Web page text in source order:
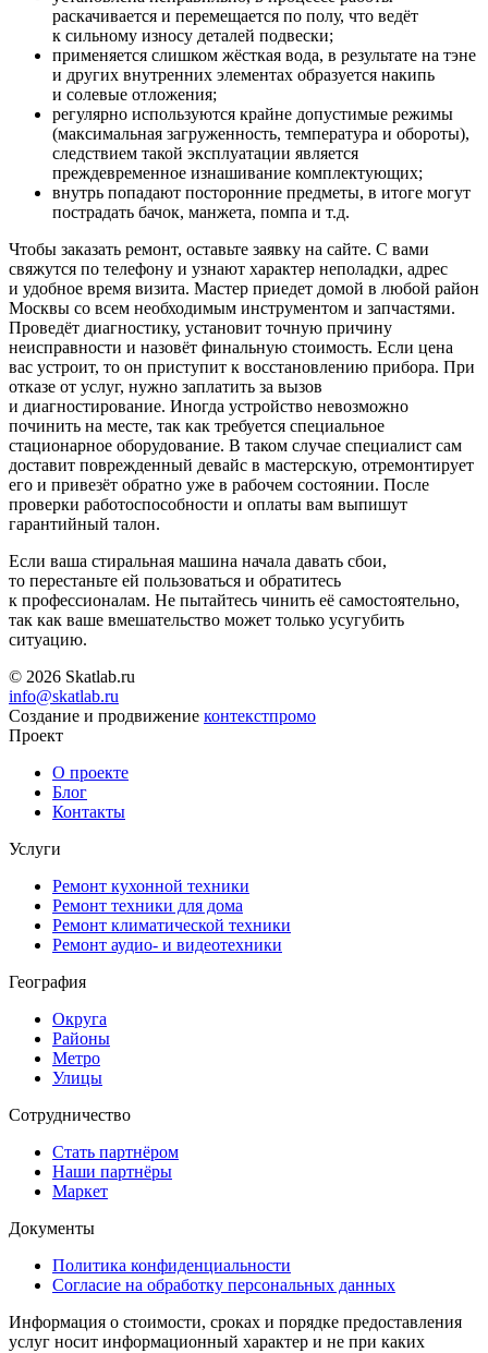
раскачивается и перемещается по полу, что ведёт
к сильному износу деталей подвески;
применяется слишком жёсткая вода, в результате на тэне
и других внутренних элементах образуется накипь
и солевые отложения;
регулярно используются крайне допустимые режимы
(максимальная загруженность, температура и обороты),
следствием такой эксплуатации является
преждевременное изнашивание комплектующих;
внутрь попадают посторонние предметы, в итоге могут
пострадать бачок, манжета, помпа и т.д.
Чтобы заказать ремонт, оставьте заявку на сайте. С вами
свяжутся по телефону и узнают характер неполадки, адрес
и удобное время визита. Мастер приедет домой в любой район
Москвы со всем необходимым инструментом и запчастями.
Проведёт диагностику, установит точную причину
неисправности и назовёт финальную стоимость. Если цена
вас устроит, то он приступит к восстановлению прибора. При
отказе от услуг, нужно заплатить за вызов
и диагностирование. Иногда устройство невозможно
починить на месте, так как требуется специальное
стационарное оборудование. В таком случае специалист сам
доставит поврежденный девайс в мастерскую, отремонтирует
его и привезёт обратно уже в рабочем состоянии. После
проверки работоспособности и оплаты вам выпишут
гарантийный талон.
Если ваша стиральная машина начала давать сбои,
то перестаньте ей пользоваться и обратитесь
к профессионалам. Не пытайтесь чинить её самостоятельно,
так как ваше вмешательство может только усугубить
ситуацию.
© 2026 Skatlab.ru
info@skatlab.ru
Создание и продвижение контекстпромо
Проект
О проекте
Блог
Контакты
Услуги
Ремонт кухонной техники
Ремонт техники для дома
Ремонт климатической техники
Ремонт аудио- и видеотехники
География
Округа
Районы
Метро
Улицы
Сотрудничество
Стать партнёром
Наши партнёры
Маркет
Документы
Политика конфиденциальности
Согласие на обработку персональных данных
Информация о стоимости, сроках и порядке предоставления
услуг носит информационный характер и не при каких